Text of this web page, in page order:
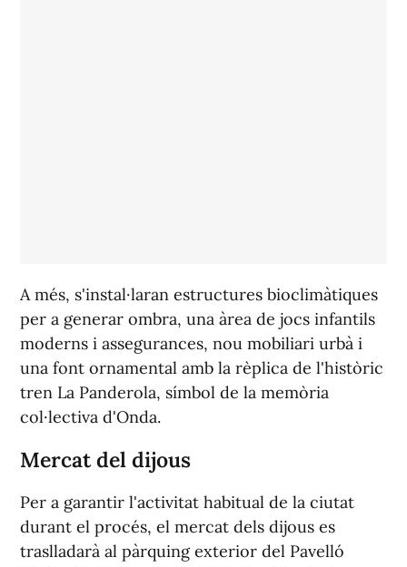
A més, s'instal·laran estructures bioclimàtiques
per a generar ombra, una àrea de jocs infantils
moderns i assegurances, nou mobiliari urbà i
una font ornamental amb la rèplica de l'històric
tren La Panderola, símbol de la memòria
col·lectiva d'Onda.
Mercat del dijous
Per a garantir l'activitat habitual de la ciutat
durant el procés, el mercat dels dijous es
traslladarà al pàrquing exterior del Pavelló